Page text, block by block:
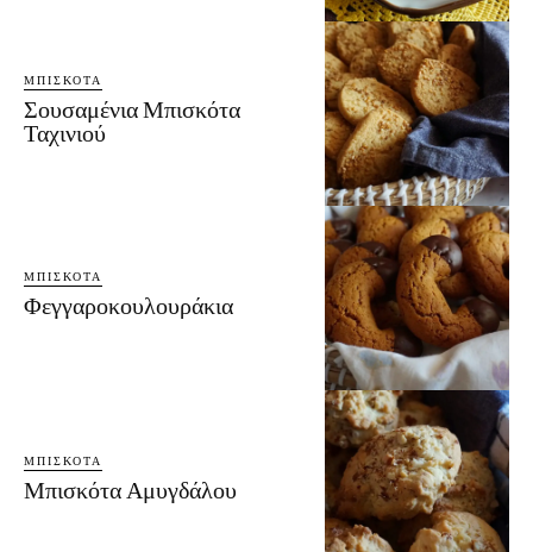
ΜΠΙΣΚΌΤΑ
Σουσαμένια Μπισκότα
Ταχινιού
ΜΠΙΣΚΌΤΑ
Φεγγαροκουλουράκια
ΜΠΙΣΚΌΤΑ
Μπισκότα Αμυγδάλου